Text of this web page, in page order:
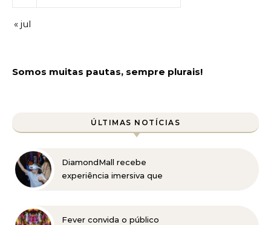
« jul
Somos muitas pautas, sempre plurais!
ÚLTIMAS NOTÍCIAS
DiamondMall recebe
experiência imersiva que
Antiga
Fever convida o público